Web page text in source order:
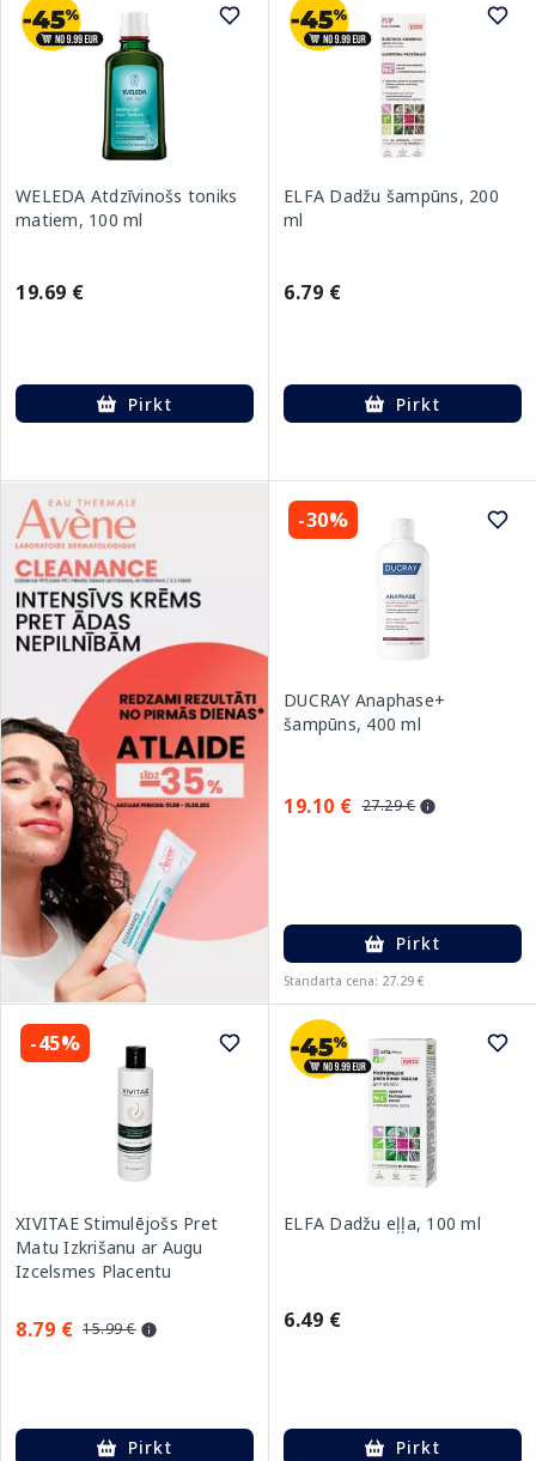
WELEDA Atdzīvinošs toniks
matiem, 100 ml
19.69 €
Pirkt
ELFA Dadžu šampūns, 200
ml
6.79 €
Pirkt
-30%
DUCRAY Anaphase+
šampūns, 400 ml
19.10 € 27.29 €
Pirkt
Standarta cena: 27.29 €
-45%
XIVITAE Stimulējošs Pret
Matu Izkrišanu ar Augu
Izcelsmes Placentu
8.79 € 15.99 €
Pirkt
ELFA Dadžu eļļa, 100 ml
6.49 €
Pirkt